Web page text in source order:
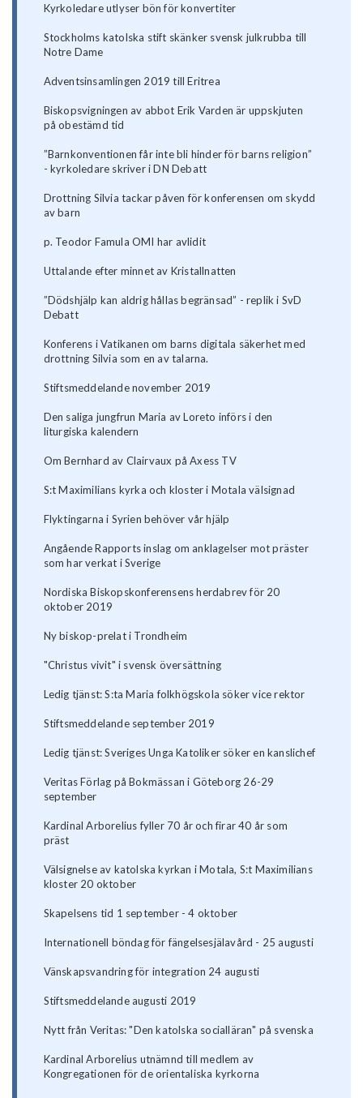
Kyrkoledare utlyser bön för konvertiter
Stockholms katolska stift skänker svensk julkrubba till
Notre Dame
Adventsinsamlingen 2019 till Eritrea
Biskopsvigningen av abbot Erik Varden är uppskjuten
på obestämd tid
”Barnkonventionen får inte bli hinder för barns religion”
- kyrkoledare skriver i DN Debatt
Drottning Silvia tackar påven för konferensen om skydd
av barn
p. Teodor Famula OMI har avlidit
Uttalande efter minnet av Kristallnatten
”Dödshjälp kan aldrig hållas begränsad” - replik i SvD
Debatt
Konferens i Vatikanen om barns digitala säkerhet med
drottning Silvia som en av talarna.
Stiftsmeddelande november 2019
Den saliga jungfrun Maria av Loreto införs i den
liturgiska kalendern
Om Bernhard av Clairvaux på Axess TV
S:t Maximilians kyrka och kloster i Motala välsignad
Flyktingarna i Syrien behöver vår hjälp
Angående Rapports inslag om anklagelser mot präster
som har verkat i Sverige
Nordiska Biskopskonferensens herdabrev för 20
oktober 2019
Ny biskop-prelat i Trondheim
"Christus vivit" i svensk översättning
Ledig tjänst: S:ta Maria folkhögskola söker vice rektor
Stiftsmeddelande september 2019
Ledig tjänst: Sveriges Unga Katoliker söker en kanslichef
Veritas Förlag på Bokmässan i Göteborg 26-29
september
Kardinal Arborelius fyller 70 år och firar 40 år som
präst
Välsignelse av katolska kyrkan i Motala, S:t Maximilians
kloster 20 oktober
Skapelsens tid 1 september - 4 oktober
Internationell böndag för fängelsesjälavård - 25 augusti
Vänskapsvandring för integration 24 augusti
Stiftsmeddelande augusti 2019
Nytt från Veritas: "Den katolska socialläran" på svenska
Kardinal Arborelius utnämnd till medlem av
Kongregationen för de orientaliska kyrkorna